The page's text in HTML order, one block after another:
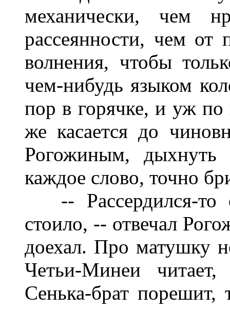
механически, чем
рассеянности, чем от
волнения, чтобы
чем-нибудь языком
пор в горячке, и уж по
же касается до
Рогожиным,
каждое слово, точно
-- Рассердился-то
стоило, -- отвечал
доехал. Про матушку
Четьи-Минеи
Сенька-брат